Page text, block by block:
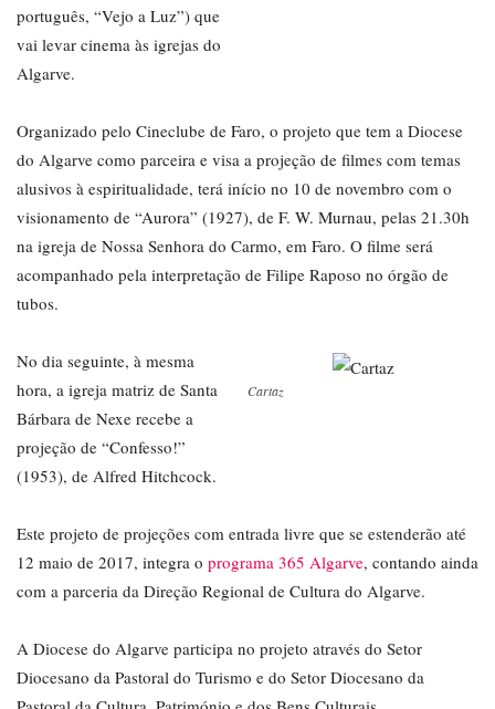
português, “Vejo a Luz”) que
vai levar cinema às igrejas do
Algarve.
Organizado pelo Cineclube de Faro, o projeto que tem a Diocese
do Algarve como parceira e visa a projeção de filmes com temas
alusivos à espiritualidade, terá início no 10 de novembro com o
visionamento de “Aurora” (1927), de F. W. Murnau, pelas 21.30h
na igreja de Nossa Senhora do Carmo, em Faro. O filme será
acompanhado pela interpretação de Filipe Raposo no órgão de
tubos.
Cartaz
No dia seguinte, à mesma
hora, a igreja matriz de Santa
Bárbara de Nexe recebe a
projeção de “Confesso!”
(1953), de Alfred Hitchcock.
Este projeto de projeções com entrada livre que se estenderão até
12 maio de 2017, integra o programa 365 Algarve, contando ainda
com a parceria da Direção Regional de Cultura do Algarve.
A Diocese do Algarve participa no projeto através do Setor
Diocesano da Pastoral do Turismo e do Setor Diocesano da